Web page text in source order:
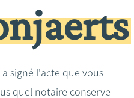
signé l'acte que vous
quel notaire conserve